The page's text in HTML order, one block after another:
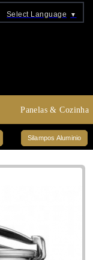
Select Language ▼
Panelas & Cozinha
Silampos Aluminio